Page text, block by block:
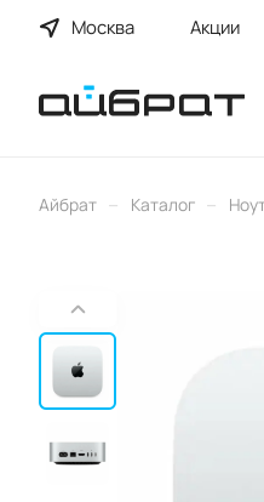
Москва Акции
Айбрат – Каталог –